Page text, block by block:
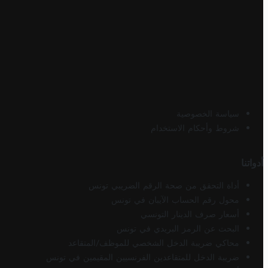
سياسة الخصوصية
شروط وأحكام الاستخدام
أدواتنا
أداة التحقق من صحة الرقم الضريبي تونس
محول رقم الحساب الآيبان في تونس
أسعار صرف الدينار التونسي
البحث عن الرمز البريدي في تونس
محاكي ضريبة الدخل الشخصي للموظف/المتقاعد
ضريبة الدخل للمتقاعدين الفرنسيين المقيمين في تونس